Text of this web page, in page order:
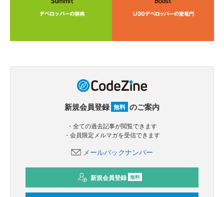
新規会員登録 無料 のご案内
・全ての過去記事が閲覧できます
・会員限定メルマガを受信できます
メールバックナンバー
新規会員登録 無料